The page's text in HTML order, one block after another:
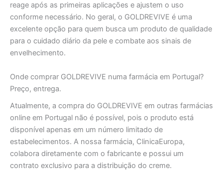
reage após as primeiras aplicações e ajustem o uso
conforme necessário. No geral, o GOLDREVIVE é uma
excelente opção para quem busca um produto de qualidade
para o cuidado diário da pele e combate aos sinais de
envelhecimento.
Onde comprar GOLDREVIVE numa farmácia em Portugal?
Preço, entrega.
Atualmente, a compra do GOLDREVIVE em outras farmácias
online em Portugal não é possível, pois o produto está
disponível apenas em um número limitado de
estabelecimentos. A nossa farmácia, ClinicaEuropa,
colabora diretamente com o fabricante e possui um
contrato exclusivo para a distribuição do creme.